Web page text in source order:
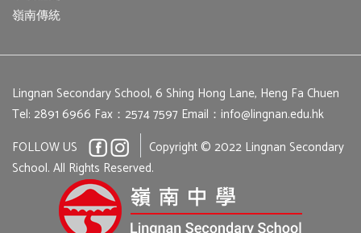
嶺南傳統
Lingnan Secondary School, 6 Shing Hong Lane, Heng Fa Chuen
Tel: 2891 6966 Fax：2574 7597 Email： info@lingnan.edu.hk
FOLLOW US
Copyright © 2022 Lingnan Secondary
School. All Rights Reserved.